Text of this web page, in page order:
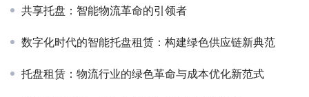
共享托盘：智能物流革命的引领者
数字化时代的智能托盘租赁：构建绿色供应链新典范
托盘租赁：物流行业的绿色革命与成本优化新范式